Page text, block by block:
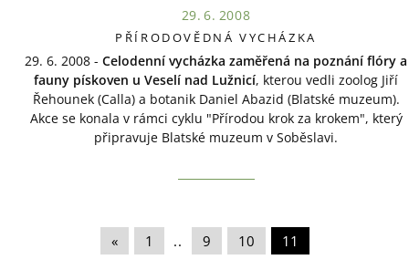
29. 6. 2008
PŘÍRODOVĚDNÁ VYCHÁZKA
29. 6. 2008 - Celodenní vycházka zaměřená na poznání flóry a
fauny pískoven u Veselí nad Lužnicí, kterou vedli zoolog Jiří
Řehounek (Calla) a botanik Daniel Abazid (Blatské muzeum).
Akce se konala v rámci cyklu "Přírodou krok za krokem", který
připravuje Blatské muzeum v Soběslavi.
« 1 .. 9 10 11